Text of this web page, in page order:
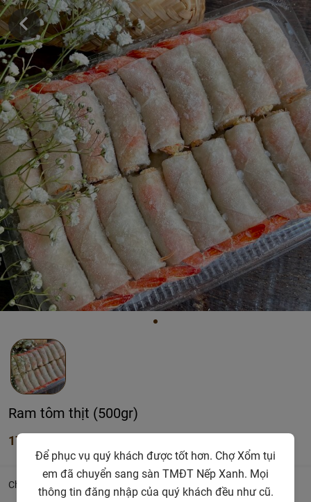
Ram tôm thịt (500gr)
176.000đ
Chi tiết
Để phục vụ quý khách được tốt hơn. Chợ Xổm tụi
em đã chuyển sang sàn TMĐT Nếp Xanh. Mọi
thông tin đăng nhập của quý khách đều như cũ.